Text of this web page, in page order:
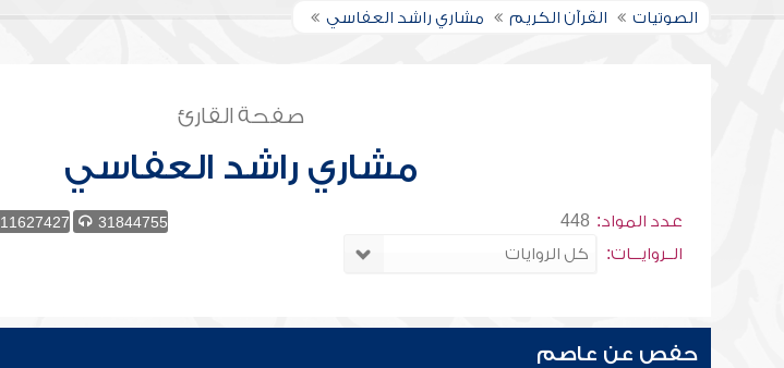
الصوتيات القرآن الكريم مشاري راشد العفاسي
صفحة القارئ
مشاري راشد العفاسي
عدد المواد: 448
الــروايـــات:
31844755
11627427
حفص عن عاصم